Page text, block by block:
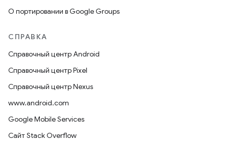
О портировании в Google Groups
СПРАВКА
Справочный центр Android
Справочный центр Pixel
Справочный центр Nexus
www.android.com
Google Mobile Services
Сайт Stack Overflow